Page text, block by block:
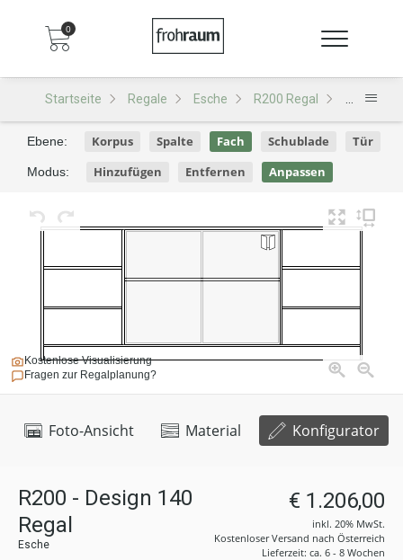
0
Startseite Regale Esche R200 Regal R200 -
Foto-Ansicht Material Konfigurator
Kostenlose Visualisierung
Fragen zur Regalplanung?
Ebene: Korpus Spalte Fach Schublade Tür
Modus: Hinzufügen Entfernen Anpassen
R200 - Design 140
Regal
Esche
€ 1.206,00
inkl. 20% MwSt.
Kostenloser Versand nach Österreich
Lieferzeit: ca. 6 - 8 Wochen